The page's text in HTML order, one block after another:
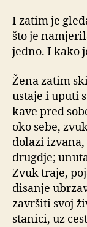
I zatim je
što je
jedno. I kako
Žena zatim
ustaje i uputi
kave pred
oko sebe,
dolazi izvana,
drugdje;
Zvuk traje,
disanje
završiti svoj
stanici, uz